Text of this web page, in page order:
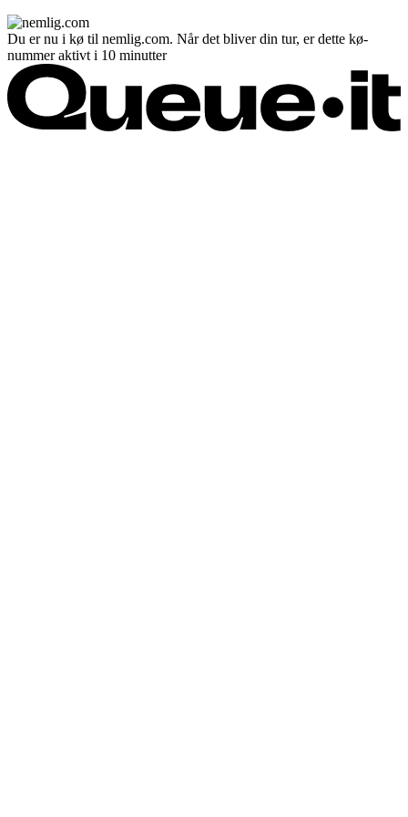
Du er nu i kø til nemlig.com. Når det bliver din tur, er dette kø-
nummer aktivt i 10 minutter